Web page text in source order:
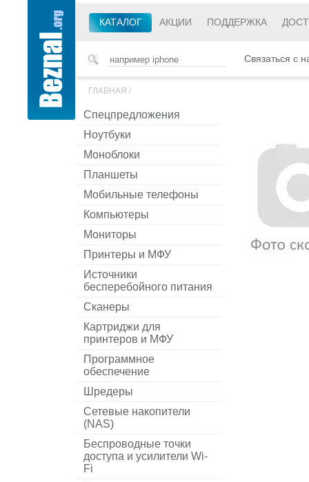
КАТАЛОГ АКЦИИ ПОДДЕРЖКА
Связаться с
ГЛАВНАЯ /
Спецпредложения
Ноутбуки
Моноблоки
Планшеты
Мобильные телефоны
Компьютеры
Мониторы
Принтеры и МФУ
Источники
бесперебойного питания
Сканеры
Картриджи для
принтеров и МФУ
Программное
обеспечение
Шредеры
Сетевые накопители
(NAS)
Беспроводные точки
доступа и усилители Wi-
Fi